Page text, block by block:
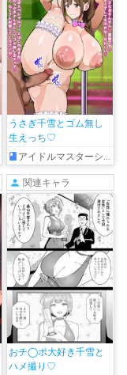
うさぎ千雪とゴム無し
生えっち♡
アイドルマスターシャイニーカラーズ
関連キャラ
おチ◯ポ大好き千雪と
ハメ撮り♡